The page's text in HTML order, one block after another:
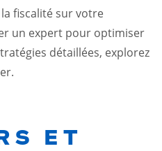
la fiscalité sur votre
un expert pour optimiser
détaillées, explorez
.
ET